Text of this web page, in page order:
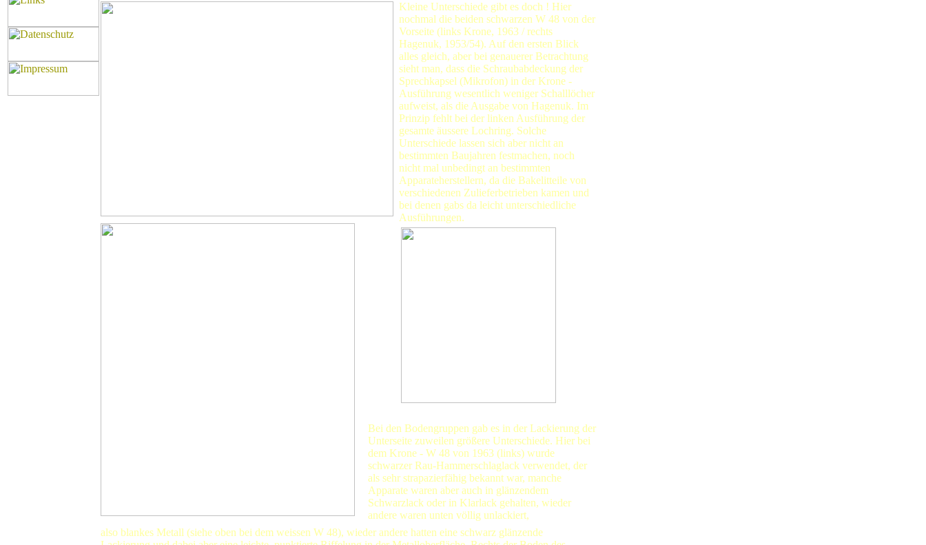
Kleine Unterschiede gibt es doch ! Hier
nochmal die beiden schwarzen W 48 von der
Vorseite (links Krone, 1963 / rechts
Hagenuk, 1953/54). Auf den ersten Blick
alles gleich, aber bei genauerer Betrachtung
sieht man, dass die Schraubabdeckung der
Sprechkapsel (Mikrofon) in der Krone -
Ausführung wesentlich weniger Schalllöcher
aufweist, als die Ausgabe von Hagenuk. Im
Prinzip fehlt bei der linken Ausführung der
gesamte äussere Lochring. Solche
Unterschiede lassen sich aber nicht an
bestimmten Baujahren festmachen, noch
nicht mal unbedingt an bestimmten
Apparateherstellern, da die Bakelitteile von
verschiedenen Zulieferbetrieben kamen und
bei denen gabs da leicht unterschiedliche
Ausführungen.
Bei den Bodengruppen gab es in der Lackierung der
Unterseite zuweilen größere Unterschiede. Hier bei
dem Krone - W 48 von 1963 (links) wurde
schwarzer Rau-Hammerschlaglack verwendet, der
als sehr strapazierfähig bekannt war, manche
Apparate waren aber auch in glänzendem
Schwarzlack oder in Klarlack gehalten, wieder
andere waren unten völlig unlackiert,
also blankes Metall (siehe oben bei dem weissen W 48), wieder andere hatten eine schwarz glänzende